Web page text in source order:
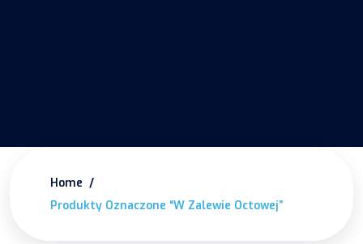
Home
Produkty Oznaczone “w Zalewie Octowej”